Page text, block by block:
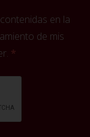
en la
de mis